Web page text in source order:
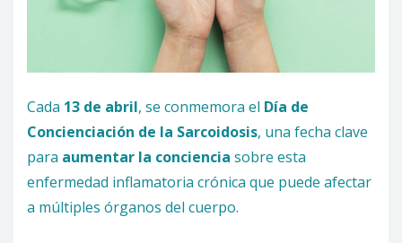
Cada 13 de abril, se conmemora el Día de
Concienciación de la Sarcoidosis, una fecha clave
para aumentar la conciencia sobre esta
enfermedad inflamatoria crónica que puede afectar
a múltiples órganos del cuerpo.